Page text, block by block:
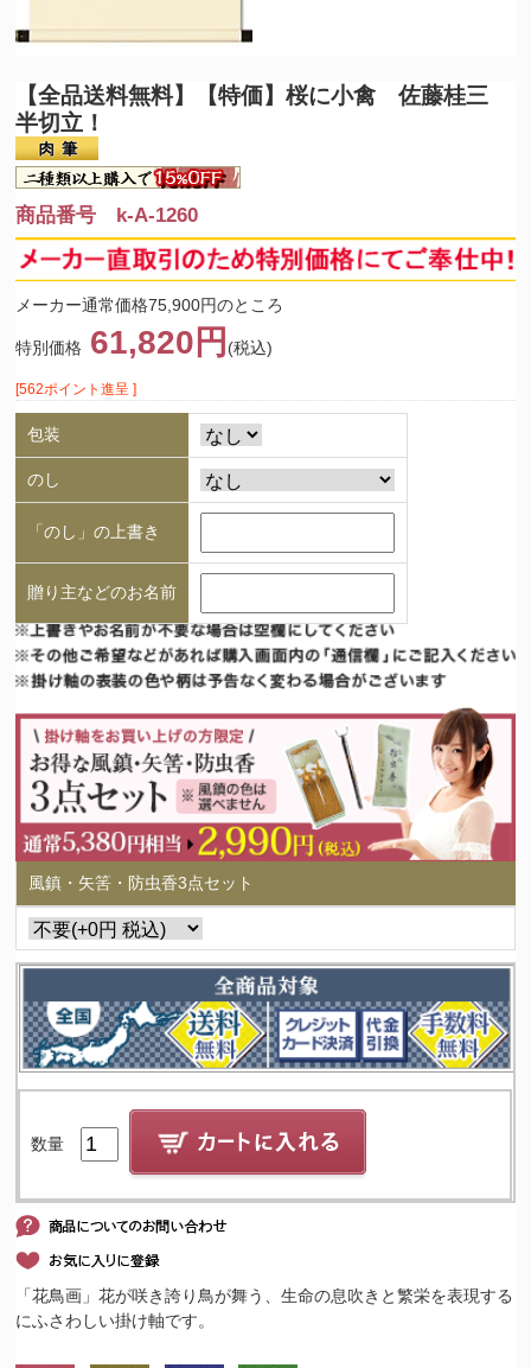
【全品送料無料】
【特価】桜に小禽 佐藤桂三
半切立！
商品番号 k-A-1260
メーカー通常価格75,900円のところ
特別価格 61,820円 (税込)
[562ポイント進呈 ]
包装
のし
「のし」の上書き
贈り主などのお名前
風鎮・矢筈・防虫香3点セット
数量
「花鳥画」花が咲き誇り鳥が舞う、生命の息吹きと繁栄を表現する
にふさわしい掛け軸です。